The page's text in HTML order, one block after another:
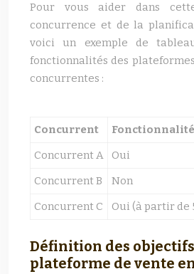
Pour vous aider dans
concurrence et de la
voici un exemple de
fonctionnalités des
concurrentes :
Concurrent
Fonctionnalité
Concurrent A
Oui
Concurrent B
Non
Concurrent C
Oui (à partir de
Définition des
plateforme de vente